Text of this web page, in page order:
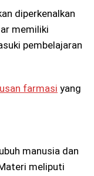
diperkenalkan
memiliki
pembelajaran
farmasi yang
manusia dan
meliputi